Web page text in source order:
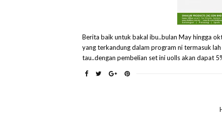
Berita baik untuk bakal ibu..bulan May hingga
yang terkandung dalam program ni termasuk
tau..dengan pembelian set ini uolls akan dapat